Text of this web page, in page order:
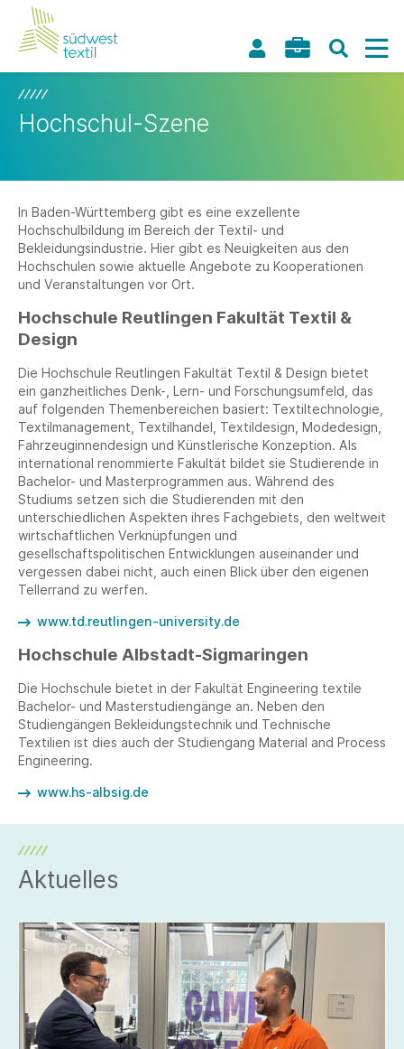
Hochschul-Szene
In Baden-Württemberg gibt es eine exzellente
Hochschulbildung im Bereich der Textil- und
Bekleidungsindustrie. Hier gibt es Neuigkeiten aus den
Hochschulen sowie aktuelle Angebote zu Kooperationen
und Veranstaltungen vor Ort.
Hochschule Reutlingen Fakultät Textil &
Design
Die Hochschule Reutlingen Fakultät Textil & Design bietet
ein ganzheitliches Denk-, Lern- und Forschungsumfeld, das
auf folgenden Themenbereichen basiert: Textiltechnologie,
Textilmanagement, Textilhandel, Textildesign, Modedesign,
Fahrzeuginnendesign und Künstlerische Konzeption. Als
international renommierte Fakultät bildet sie Studierende in
Bachelor- und Masterprogrammen aus. Während des
Studiums setzen sich die Studierenden mit den
unterschiedlichen Aspekten ihres Fachgebiets, den weltweit
wirtschaftlichen Verknüpfungen und
gesellschaftspolitischen Entwicklungen auseinander und
vergessen dabei nicht, auch einen Blick über den eigenen
Tellerrand zu werfen.
www.td.reutlingen-university.de
Hochschule Albstadt-Sigmaringen
Die Hochschule bietet in der Fakultät Engineering textile
Bachelor- und Masterstudiengänge an. Neben den
Studiengängen Bekleidungstechnik und Technische
Textilien ist dies auch der Studiengang Material and Process
Engineering.
www.hs-albsig.de
Aktuelles